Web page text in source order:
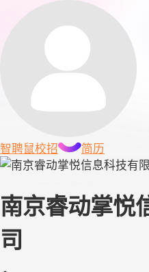
智聘鼠校招 简历
南京睿动掌悦
司